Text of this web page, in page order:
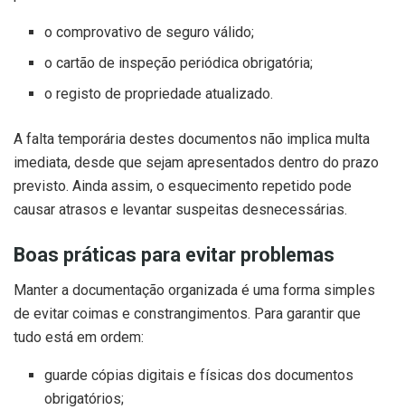
o comprovativo de seguro válido;
o cartão de inspeção periódica obrigatória;
o registo de propriedade atualizado.
A falta temporária destes documentos não implica multa
imediata, desde que sejam apresentados dentro do prazo
previsto. Ainda assim, o esquecimento repetido pode
causar atrasos e levantar suspeitas desnecessárias.
Boas práticas para evitar problemas
Manter a documentação organizada é uma forma simples
de evitar coimas e constrangimentos. Para garantir que
tudo está em ordem:
guarde cópias digitais e físicas dos documentos
obrigatórios;